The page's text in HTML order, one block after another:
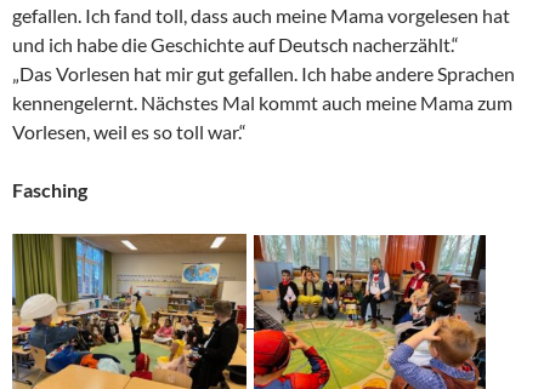
gefallen. Ich fand toll, dass auch meine Mama vorgelesen hat
und ich habe die Geschichte auf Deutsch nacherzählt.“
„Das Vorlesen hat mir gut gefallen. Ich habe andere Sprachen
kennengelernt. Nächstes Mal kommt auch meine Mama zum
Vorlesen, weil es so toll war.“
Fasching